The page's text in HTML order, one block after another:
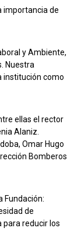
importancia de
y Ambiente,
Nuestra
institución como
ellas el rector
Alaniz.
Omar Hugo
Bomberos
Fundación:
de
para reducir los